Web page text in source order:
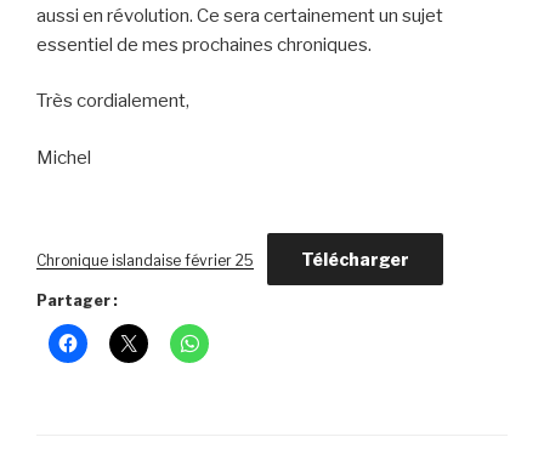
aussi en révolution. Ce sera certainement un sujet
essentiel de mes prochaines chroniques.
Très cordialement,
Michel
Chronique islandaise février 25 Télécharger
Partager :